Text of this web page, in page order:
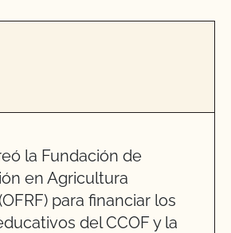
la Fundación de
en Agricultura
para financiar los
del CCOF y la